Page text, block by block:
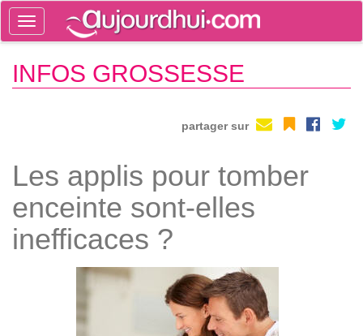
Toggle
navigation
INFOS GROSSESSE
partager sur
Les applis pour tomber
enceinte sont-elles
inefficaces ?